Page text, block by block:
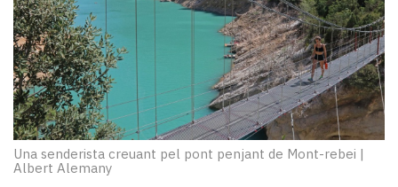
escena!
Dis
la
teva!
Subscriptors
La
newsletter
del
Pallars
Una senderista creuant pel pont penjant de Mont-rebei |
Albert Alemany